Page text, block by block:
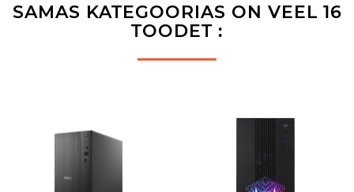
SAMAS KATEGOORIAS ON VEEL 16
TOODET :